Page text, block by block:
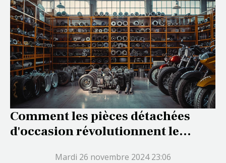
Comment les pièces détachées
d'occasion révolutionnent le
Mardi 26 novembre 2024 23:06